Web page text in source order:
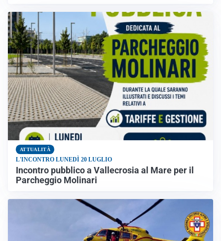
ATTUALITÀ
L'INCONTRO LUNEDÌ 20 LUGLIO
Incontro pubblico a Vallecrosia al Mare per il
Parcheggio Molinari